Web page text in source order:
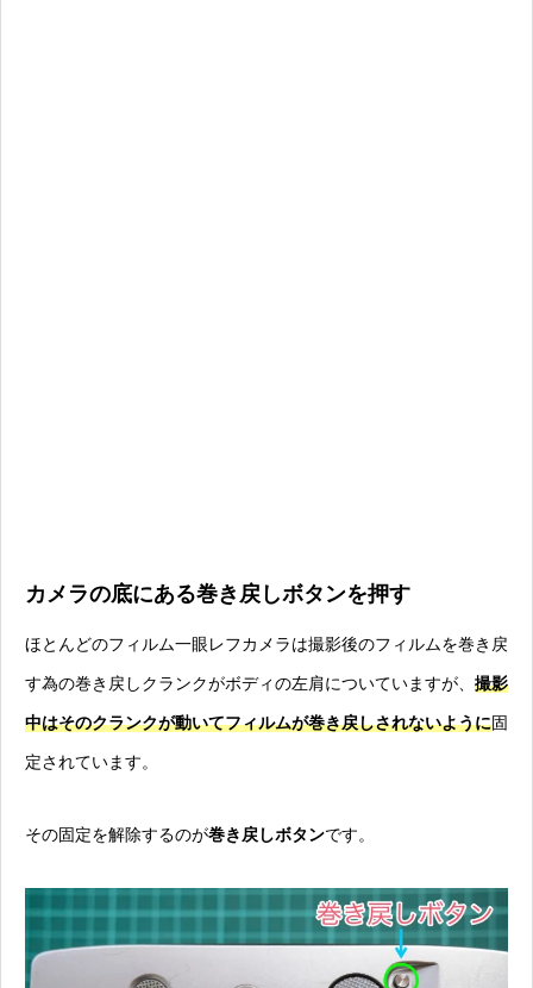
カメラの底にある巻き戻しボタンを押す
ほとんどのフィルム一眼レフカメラは撮影後のフィルムを巻き戻
す為の巻き戻しクランクがボディの左肩についていますが、 撮影
中はそのクランクが動いてフィルムが巻き戻しされないように固
定されています。
その固定を解除するのが巻き戻しボタンです。